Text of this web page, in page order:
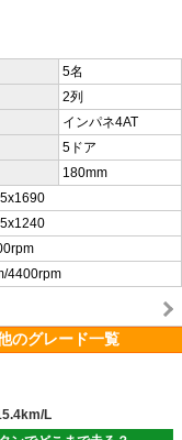
5名
2列
インパネ4AT
5ドア
180mm
4400rpm
のグレード一覧
L